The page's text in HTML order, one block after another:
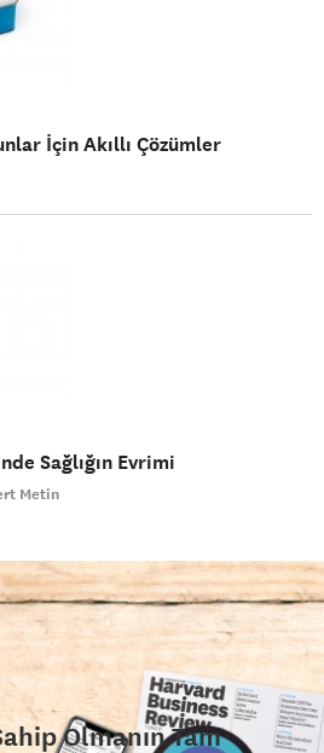
İçin Akıllı Çözümler
Sağlığın Evrimi
Metin
Olmanın Tam